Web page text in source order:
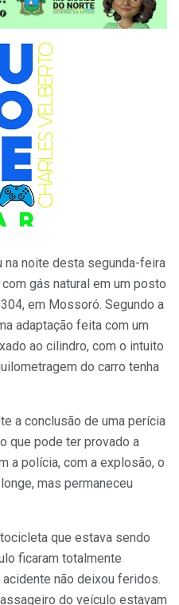
na noite desta segunda-feira
gás natural em um posto
em Mossoró. Segundo a
adaptação feita com um
ao cilindro, com o intuito
do carro tenha
a conclusão de uma perícia
que pode ter provado a
a polícia, com a explosão, o
mas permaneceu
que estava sendo
ficaram totalmente
não deixou feridos.
do veículo estavam